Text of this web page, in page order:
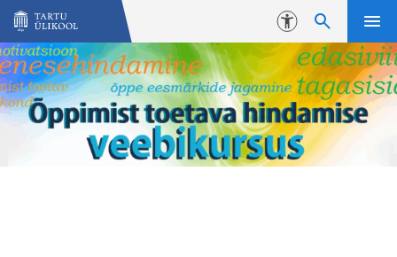
Liigu edasi põhisisu juurde
Juurdepääsetavus